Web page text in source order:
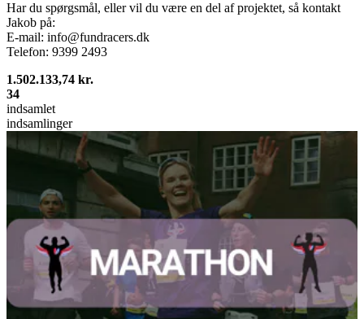
Har du spørgsmål, eller vil du være en del af projektet, så kontakt
Jakob på:
E-mail: info@fundracers.dk
Telefon: 9399 2493
1.502.133,74 kr.
34
indsamlet
indsamlinger